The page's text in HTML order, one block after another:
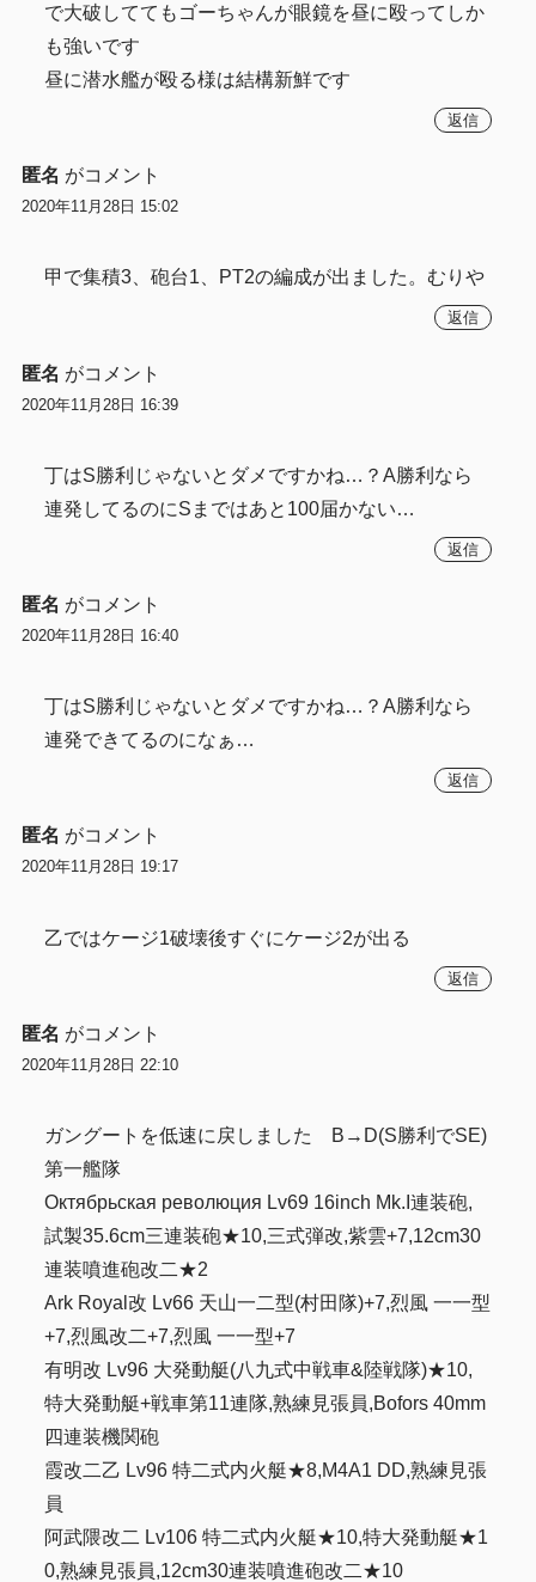
で大破しててもゴーちゃんが眼鏡を昼に殴ってしか
も強いです
昼に潜水艦が殴る様は結構新鮮です
返信
匿名 がコメント
2020年11月28日 15:02
甲で集積3、砲台1、PT2の編成が出ました。むりや
返信
匿名 がコメント
2020年11月28日 16:39
丁はS勝利じゃないとダメですかね…？A勝利なら
連発してるのにSまではあと100届かない…
返信
匿名 がコメント
2020年11月28日 16:40
丁はS勝利じゃないとダメですかね…？A勝利なら
連発できてるのになぁ…
返信
匿名 がコメント
2020年11月28日 19:17
乙ではケージ1破壊後すぐにケージ2が出る
返信
匿名 がコメント
2020年11月28日 22:10
ガングートを低速に戻しました B→D(S勝利でSE)
第一艦隊
Октябрьская революция Lv69 16inch Mk.I連装砲,
試製35.6cm三連装砲★10,三式弾改,紫雲+7,12cm30
連装噴進砲改二★2
Ark Royal改 Lv66 天山一二型(村田隊)+7,烈風 一一型
+7,烈風改二+7,烈風 一一型+7
有明改 Lv96 大発動艇(八九式中戦車&陸戦隊)★10,
特大発動艇+戦車第11連隊,熟練見張員,Bofors 40mm
四連装機関砲
霞改二乙 Lv96 特二式内火艇★8,M4A1 DD,熟練見張
員
阿武隈改二 Lv106 特二式内火艇★10,特大発動艇★1
0,熟練見張員,12cm30連装噴進砲改二★10